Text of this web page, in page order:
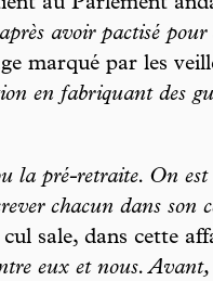
avoir pactisé
marqué par les
en fabriquant des
la pré-retraite. On est
chacun dans son
sale, dans cette
eux et nous.